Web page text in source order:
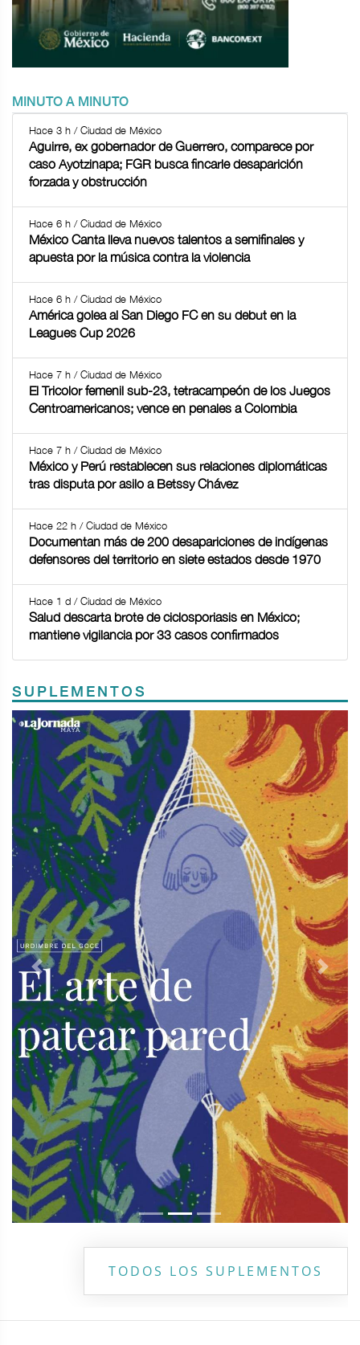
MINUTO A MINUTO
Hace 3 h / Ciudad de México
Aguirre, ex gobernador de Guerrero, comparece por
caso Ayotzinapa; FGR busca fincarle desaparición
forzada y obstrucción
Hace 6 h / Ciudad de México
México Canta lleva nuevos talentos a semifinales y
apuesta por la música contra la violencia
Hace 6 h / Ciudad de México
América golea al San Diego FC en su debut en la
Leagues Cup 2026
Hace 7 h / Ciudad de México
El Tricolor femenil sub-23, tetracampeón de los Juegos
Centroamericanos; vence en penales a Colombia
Hace 7 h / Ciudad de México
México y Perú restablecen sus relaciones diplomáticas
tras disputa por asilo a Betssy Chávez
Hace 22 h / Ciudad de México
Documentan más de 200 desapariciones de indígenas
defensores del territorio en siete estados desde 1970
Hace 1 d / Ciudad de México
Salud descarta brote de ciclosporiasis en México;
mantiene vigilancia por 33 casos confirmados
SUPLEMENTOS
Previous Next
TODOS LOS SUPLEMENTOS